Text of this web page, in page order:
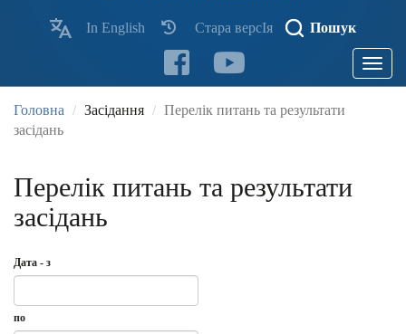
In English Стара версІя Пошук
Toggle
Головна Засідання
Перелік питань та результати
засідань
Перелік питань та результати
засідань
Дата - з
Дата
Дата
-
по